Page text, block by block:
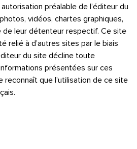
préalable de l’éditeur du
vidéos, chartes graphiques,
leur détenteur respectif. Ce site
relié à d’autres sites par le biais
du site décline toute
présentées sur ces
reconnaît que l’utilisation de ce site